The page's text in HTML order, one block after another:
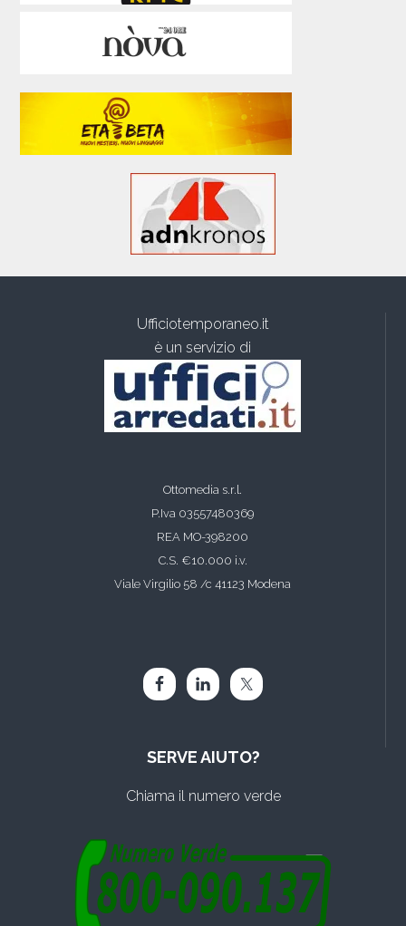
Ufficiotemporaneo.it
è un servizio di
Ottomedia s.r.l.
P.Iva 03557480369
REA MO-398200
C.S. €10.000 i.v.
Viale Virgilio 58 /c 41123 Modena
SERVE AIUTO?
Chiama il numero verde